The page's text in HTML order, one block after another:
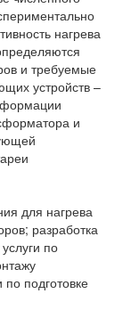
нагрева
и требуемые
устройств –
и
для нагрева
разработка
по
подготовке